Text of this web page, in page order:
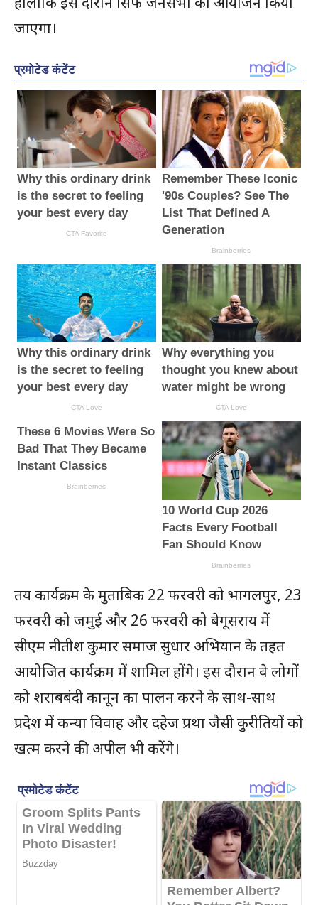
जाएगा।
तय कार्यक्रम के मुताबिक 22 फरवरी को भागलपुर, 23
फरवरी को जमुई और 26 फरवरी को बेगूसराय में
सीएम नीतीश कुमार समाज सुधार अभियान के तहत
आयोजित कार्यक्रम में शामिल होंगे। इस दौरान वे लोगों
को शराबबंदी कानून का पालन करने के साथ-साथ
प्रदेश में कन्या विवाह और दहेज प्रथा जैसी कुरीतियों को
खत्म करने की अपील भी करेंगे।